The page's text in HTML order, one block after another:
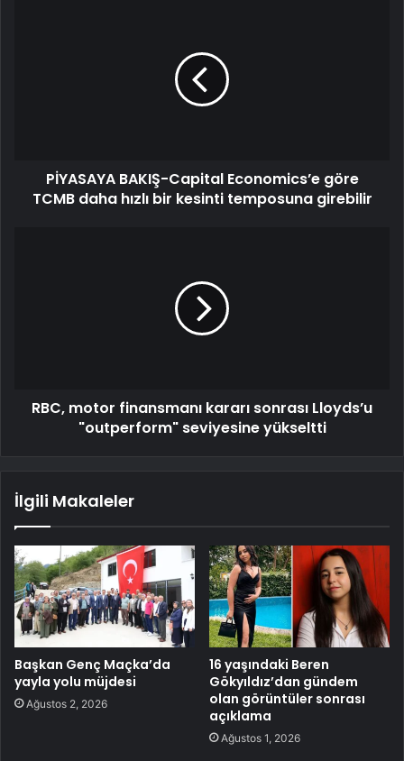
PİYASAYA BAKIŞ-Capital Economics’e göre
TCMB daha hızlı bir kesinti temposuna girebilir
RBC, motor finansmanı kararı sonrası Lloyds’u
"outperform" seviyesine yükseltti
İlgili Makaleler
Başkan Genç Maçka’da
yayla yolu müjdesi
Ağustos 2, 2026
16 yaşındaki Beren
Gökyıldız’dan gündem
olan görüntüler sonrası
açıklama
Ağustos 1, 2026